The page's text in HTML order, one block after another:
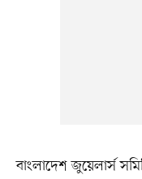
বাংলাদেশ জুয়েলার্স